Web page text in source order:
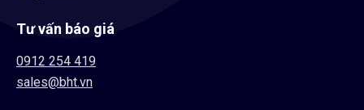
Tư vấn báo giá
0912 254 419
sales@bht.vn